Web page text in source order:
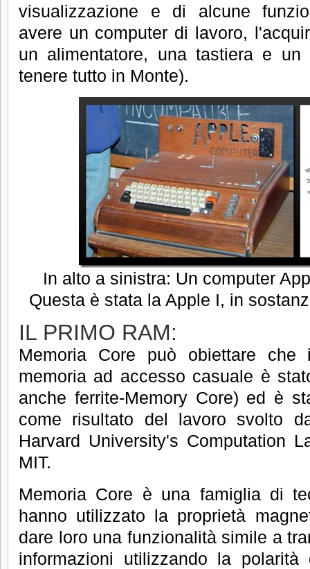
visualizzazione e di alcune
avere un computer di lavoro,
un alimentatore, una tastiera e
tenere tutto in Monte).
In alto a sinistra: Un computer
Questa è stata la Apple I, in
IL PRIMO RAM:
Memoria Core può obiettare
memoria ad accesso casuale è
anche ferrite-Memory Core) ed è
come risultato del lavoro svolto
Harvard University's Computation
MIT.
Memoria Core è una famiglia di
hanno utilizzato la proprietà
dare loro una funzionalità simile a
informazioni utilizzando la